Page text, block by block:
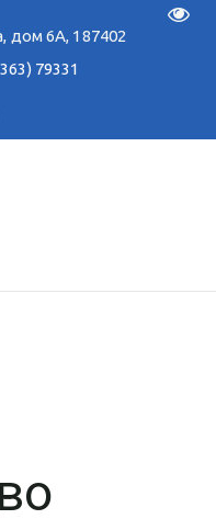
дом 6А, 187402
79331